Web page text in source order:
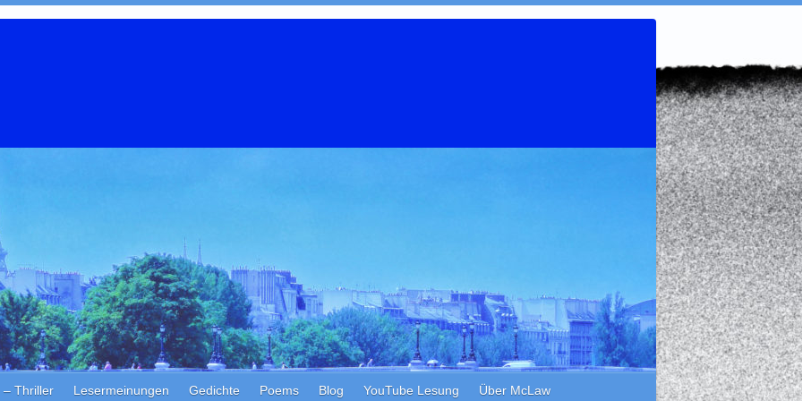
– Thriller Lesermeinungen Gedichte Poems Blog YouTube Lesung Über McLaw